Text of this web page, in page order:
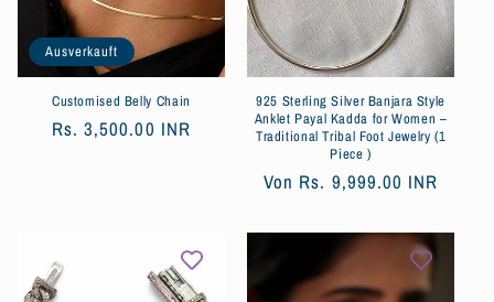
Ausverkauft
Customised Belly Chain
Normaler
Rs. 3,500.00 INR
925 Sterling Silver Banjara Style
Anklet Payal Kadda for Women –
Traditional Tribal Foot Jewelry (1
Piece )
Normaler
Von Rs. 9,999.00 INR